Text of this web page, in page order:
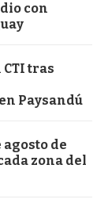
con
tras
Paysandú
agosto de
zona del